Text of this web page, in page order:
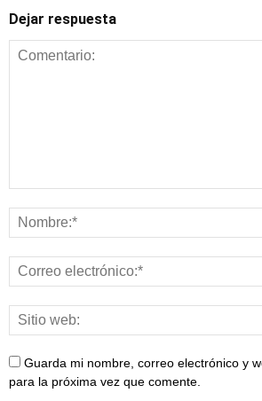
Dejar respuesta
Guarda mi nombre, correo electrónico y
para la próxima vez que comente.